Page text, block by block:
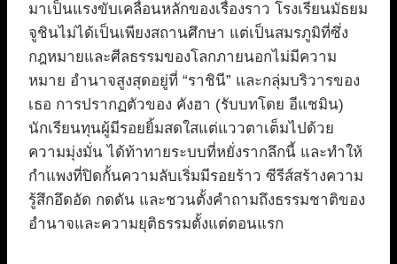
มาเป็นแรงขับเคลื่อนหลักของเรื่องราว โรงเรียนมัธยม
จูชินไม่ได้เป็นเพียงสถานศึกษา แต่เป็นสมรภูมิที่ซึ่ง
กฎหมายและศีลธรรมของโลกภายนอกไม่มีความ
หมาย อำนาจสูงสุดอยู่ที่ “ราชินี” และกลุ่มบริวารของ
เธอ การปรากฏตัวของ คังฮา (รับบทโดย อีแชมิน)
นักเรียนทุนผู้มีรอยยิ้มสดใสแต่แววตาเต็มไปด้วย
ความมุ่งมั่น ได้ท้าทายระบบที่หยั่งรากลึกนี้ และทำให้
กำแพงที่ปิดกั้นความลับเริ่มมีรอยร้าว ซีรีส์สร้างความ
รู้สึกอึดอัด กดดัน และชวนตั้งคำถามถึงธรรมชาติของ
อำนาจและความยุติธรรมตั้งแต่ตอนแรก